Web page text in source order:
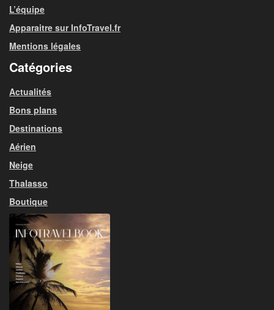
L’équipe
Apparaitre sur InfoTravel.fr
Mentions légales
Catégories
Actualités
Bons plans
Destinations
Aérien
Neige
Thalasso
Boutique